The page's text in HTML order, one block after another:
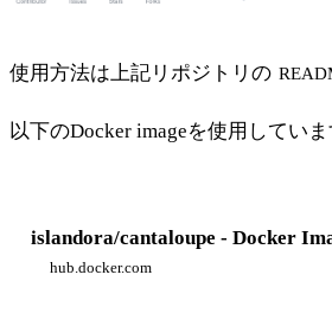
使用方法は上記リポジトリの
以下のDocker imageを使用していま
islandora/cantaloupe - Docker
hub.docker.com